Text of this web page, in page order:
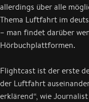
allerdings über alle
Thema Luftfahrt im
– man findet darüber
Hörbuchplattformen.
Flightcast ist der erste
der Luftfahrt
erklärend“, wie